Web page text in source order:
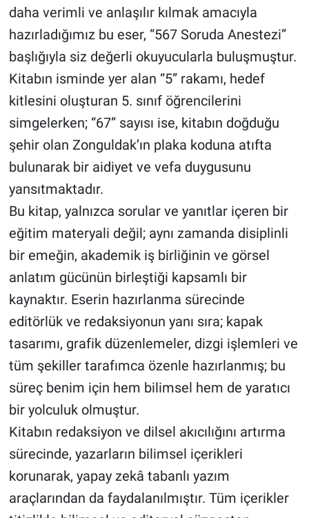
daha verimli ve anlaşılır kılmak amacıyla
hazırladığımız bu eser, “567 Soruda Anestezi”
başlığıyla siz değerli okuyucularla buluşmuştur.
Kitabın isminde yer alan “5” rakamı, hedef
kitlesini oluşturan 5. sınıf öğrencilerini
simgelerken; “67” sayısı ise, kitabın doğduğu
şehir olan Zonguldak’ın plaka koduna atıfta
bulunarak bir aidiyet ve vefa duygusunu
yansıtmaktadır.
Bu kitap, yalnızca sorular ve yanıtlar içeren bir
eğitim materyali değil; aynı zamanda disiplinli
bir emeğin, akademik iş birliğinin ve görsel
anlatım gücünün birleştiği kapsamlı bir
kaynaktır. Eserin hazırlanma sürecinde
editörlük ve redaksiyonun yanı sıra; kapak
tasarımı, grafik düzenlemeler, dizgi işlemleri ve
tüm şekiller tarafımca özenle hazırlanmış; bu
süreç benim için hem bilimsel hem de yaratıcı
bir yolculuk olmuştur.
Kitabın redaksiyon ve dilsel akıcılığını artırma
sürecinde, yazarların bilimsel içerikleri
korunarak, yapay zekâ tabanlı yazım
araçlarından da faydalanılmıştır. Tüm içerikler